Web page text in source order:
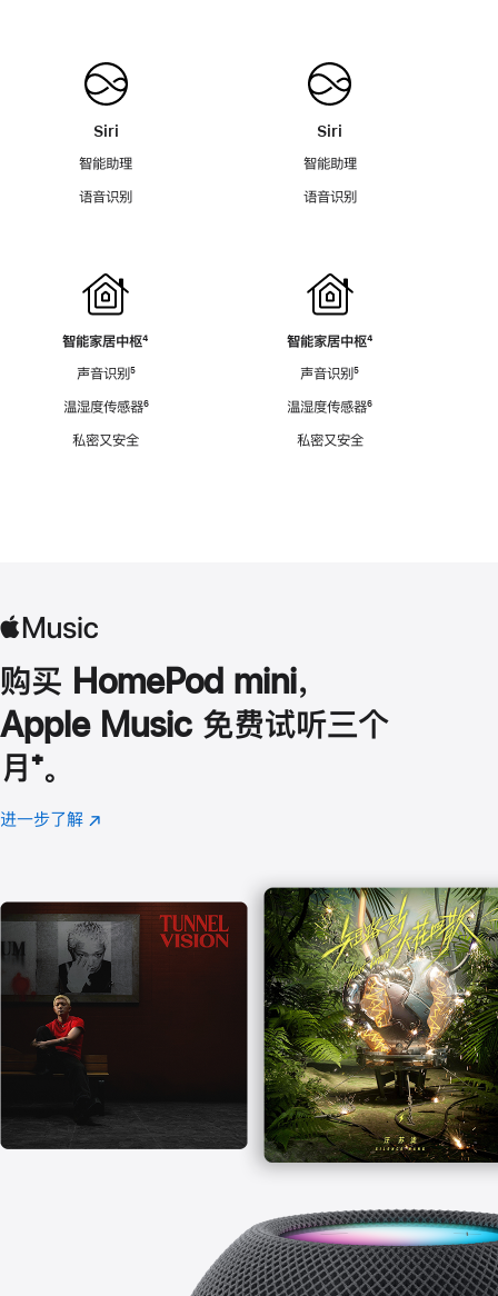
Siri
智能助理
语音识别
智能家居中枢脚
⁴
声音识别脚
⁵
温湿度传感器脚
⁶
私密又安全
Siri
智能助理
语音识别
智能家居中枢脚
⁴
声音识别脚
⁵
温湿度传感器脚
⁶
私密又安全
购买 HomePod mini，
Apple Music 免费试听三个
月 脚
注
⁺。
进一步了解 Apple
(在
口
中
打
开)